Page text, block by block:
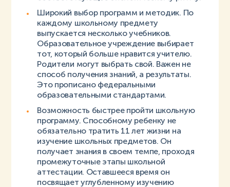
Широкий выбор программ и методик. По
каждому школьному предмету
выпускается несколько учебников.
Образовательное учреждение выбирает
тот, который больше нравится учителю.
Родители могут выбрать свой. Важен не
способ получения знаний, а результаты.
Это прописано федеральными
образовательными стандартами.
Возможность быстрее пройти школьную
программу. Способному ребенку не
обязательно тратить 11 лет жизни на
изучение школьных предметов. Он
получает знания в своем темпе, проходя
промежуточные этапы школьной
аттестации. Оставшееся время он
посвящает углубленному изучению